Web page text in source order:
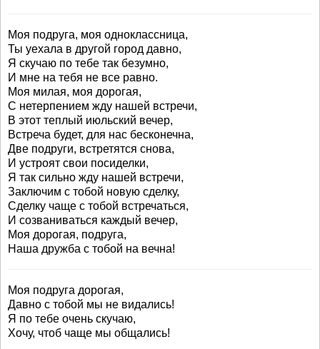
Моя подруга, моя одноклассница,
Ты уехала в другой город давно,
Я скучаю по тебе так безумно,
И мне на тебя не все равно.
Моя милая, моя дорогая,
С нетерпением жду нашей встречи,
В этот теплый июльский вечер,
Встреча будет, для нас бесконечна,
Две подруги, встретятся снова,
И устроят свои посиделки,
Я так сильно жду нашей встречи,
Заключим с тобой новую сделку,
Сделку чаще с тобой встречаться,
И созваниваться каждый вечер,
Моя дорогая, подруга,
Наша дружба с тобой на вечна!
Моя подруга дорогая,
Давно с тобой мы не видались!
Я по тебе очень скучаю,
Хочу, чтоб чаще мы общались!